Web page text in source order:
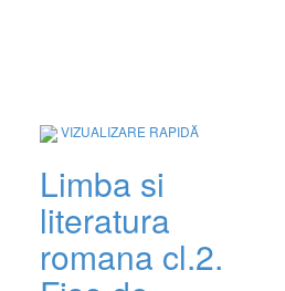
VIZUALIZARE RAPIDĂ
Limba si
literatura
romana cl.2.